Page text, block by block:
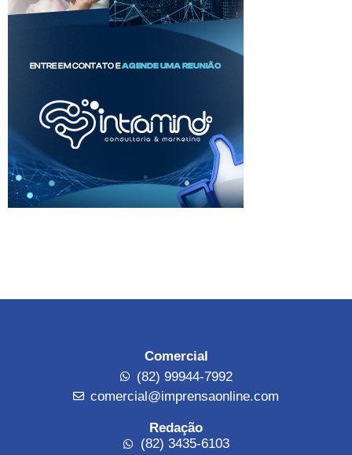
Comercial
(82) 99944-7992
comercial@imprensaonline.com
Redação
(82) 3435-6103